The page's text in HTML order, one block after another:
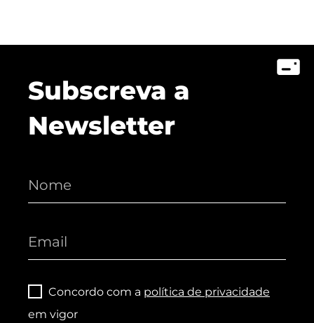
Subscreva a
Newsletter
Concordo com a política de privacidade
em vigor